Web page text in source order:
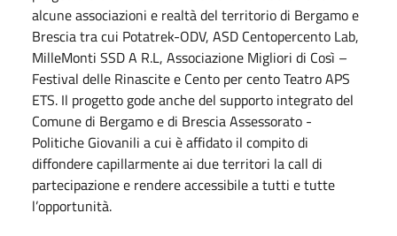
alcune associazioni e realtà del territorio di Bergamo e
Brescia tra cui Potatrek-ODV, ASD Centopercento Lab,
MilleMonti SSD A R.L, Associazione Migliori di Così –
Festival delle Rinascite e Cento per cento Teatro APS
ETS. Il progetto gode anche del supporto integrato del
Comune di Bergamo e di Brescia Assessorato -
Politiche Giovanili a cui è affidato il compito di
diffondere capillarmente ai due territori la call di
partecipazione e rendere accessibile a tutti e tutte
l’opportunità.